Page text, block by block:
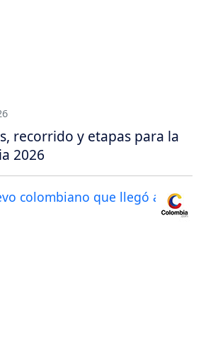
recorrido y etapas para la
2026